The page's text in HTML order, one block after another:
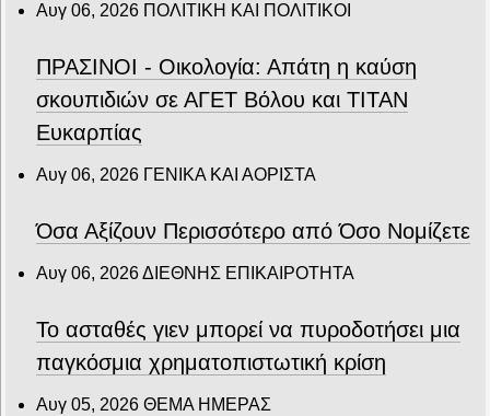
Αυγ 06, 2026 ΠΟΛΙΤΙΚΗ ΚΑΙ ΠΟΛΙΤΙΚΟΙ
ΠΡΑΣΙΝΟΙ - Οικολογία: Απάτη η καύση
σκουπιδιών σε ΑΓΕΤ Βόλου και ΤΙΤΑΝ
Ευκαρπίας
Αυγ 06, 2026 ΓΕΝΙΚΑ ΚΑΙ ΑΟΡΙΣΤΑ
Όσα Αξίζουν Περισσότερο από Όσο Νομίζετε
Αυγ 06, 2026ΔΙΕΘΝΗΣ ΕΠΙΚΑΙΡΟΤΗΤΑ
Το ασταθές γιεν μπορεί να πυροδοτήσει μια
παγκόσμια χρηματοπιστωτική κρίση
Αυγ 05, 2026 ΘΕΜΑ ΗΜΕΡΑΣ